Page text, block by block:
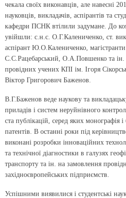
чекала своїх виконавців, але навесні
науковців, викладачів, аспірантів та
кафедри ПСНК втілили задумане. До
увійшли: с.н.с. О.Г.Калениченко, ст.
аспірант Ю.О.Калениченко,
С.С.Рацебарський, О.А.Повшенко та
провідних учених КПІ ім. Ігоря
Віктор Григорович Баженов.
В.Г.Баженов веде наукову та
приладів і систем неруйнівного
ста публікацій, серед яких монографія
патентів. В останні роки під
виконані розробки інноваційних
та технічної діагностики в галузях
транспорту та ін. на замовлення
західноєвропейських підприємств.
Успішними виявилися і студентські